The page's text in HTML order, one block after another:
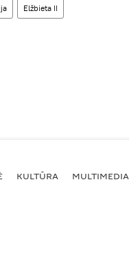
Elžbieta II
KULTŪRA MULTIMEDIA